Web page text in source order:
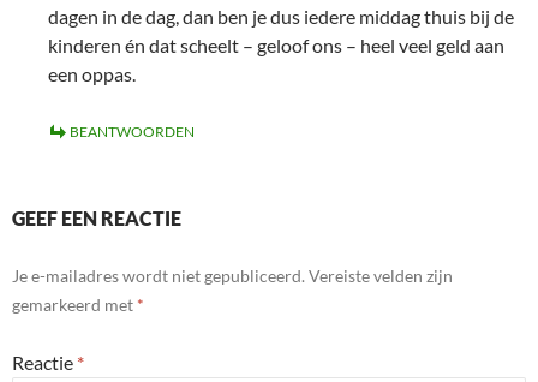
dagen in de dag, dan ben je dus iedere middag thuis bij de
kinderen én dat scheelt – geloof ons – heel veel geld aan
een oppas.
BEANTWOORDEN
GEEF EEN REACTIE
Je e-mailadres wordt niet gepubliceerd. Vereiste velden zijn
gemarkeerd met *
Reactie *